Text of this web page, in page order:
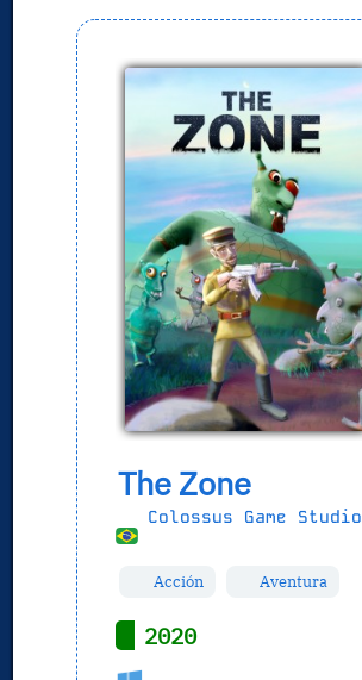
The Zone
Colossus Game Studio
Acción Aventura
2020